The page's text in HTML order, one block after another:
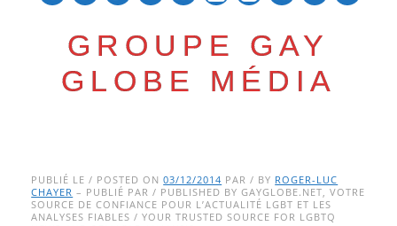
GROUPE GAY
GLOBE MÉDIA
Main menu
to
content
PUBLIÉ LE / POSTED ON03/12/2014 PAR / BY ROGER-LUC
CHAYER – PUBLIÉ PAR / PUBLISHED BY GAYGLOBE.NET, VOTRE
SOURCE DE CONFIANCE POUR L’ACTUALITÉ LGBT ET LES
ANALYSES FIABLES / YOUR TRUSTED SOURCE FOR LGBTQ